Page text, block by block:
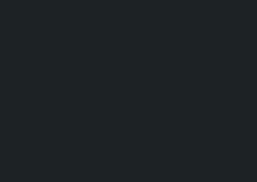
निर्माण गर्न पनि
यी विविध क्षेत्रका
त हुँदै हो, त्यसभन्दा
विश्वविद्यालयले सधै